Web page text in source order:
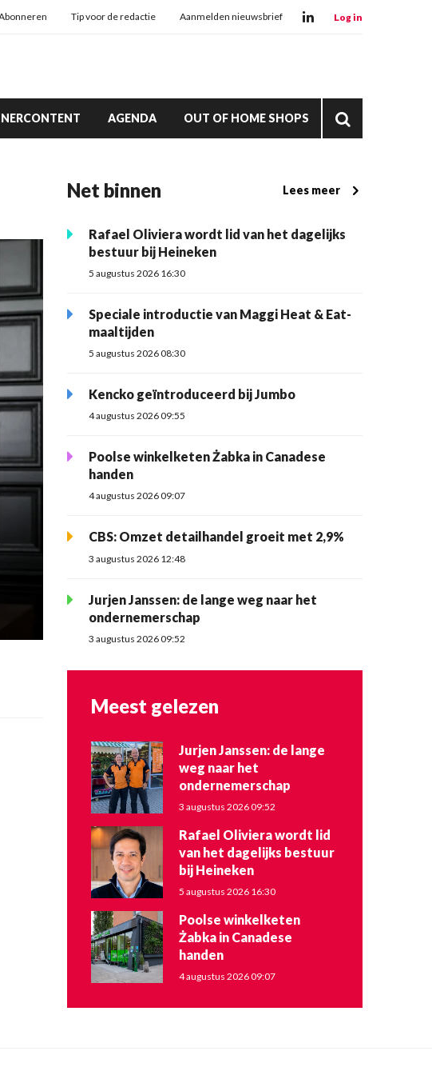
Tip voor de redactie Aanmelden nieuwsbrief Log in
AGENDA OUT OF HOME SHOPS
Net binnen Lees meer
Rafael Oliviera wordt lid van het dagelijks
bestuur bij Heineken
5 augustus 2026 16:30
Speciale introductie van Maggi Heat & Eat-
maaltijden
5 augustus 2026 08:30
Kencko geïntroduceerd bij Jumbo
4 augustus 2026 09:55
Poolse winkelketen Żabka in Canadese
handen
4 augustus 2026 09:07
CBS: Omzet detailhandel groeit met 2,9%
3 augustus 2026 12:48
Jurjen Janssen: de lange weg naar het
ondernemerschap
3 augustus 2026 09:52
Meest gelezen
Jurjen Janssen: de lange
weg naar het
ondernemerschap
3 augustus 2026 09:52
Rafael Oliviera wordt lid
van het dagelijks bestuur
bij Heineken
5 augustus 2026 16:30
Poolse winkelketen
Żabka in Canadese
handen
4 augustus 2026 09:07